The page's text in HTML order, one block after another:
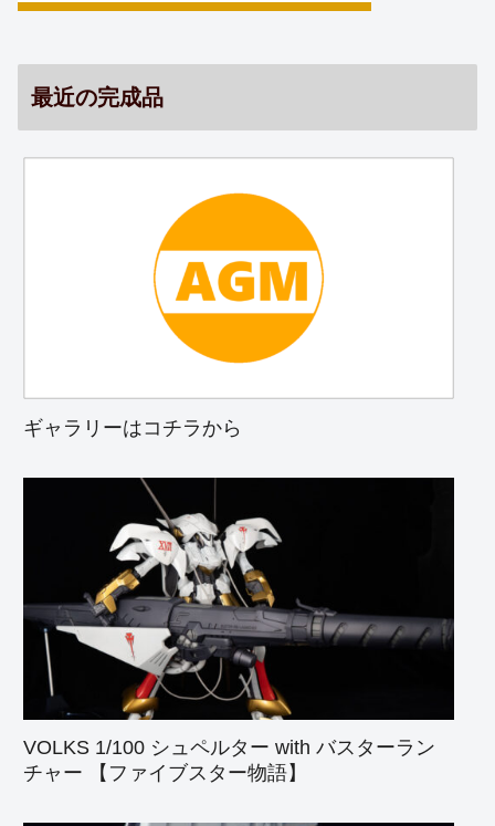
最近の完成品
ギャラリーはコチラから
VOLKS 1/100 シュペルター with バスターラン
チャー 【ファイブスター物語】